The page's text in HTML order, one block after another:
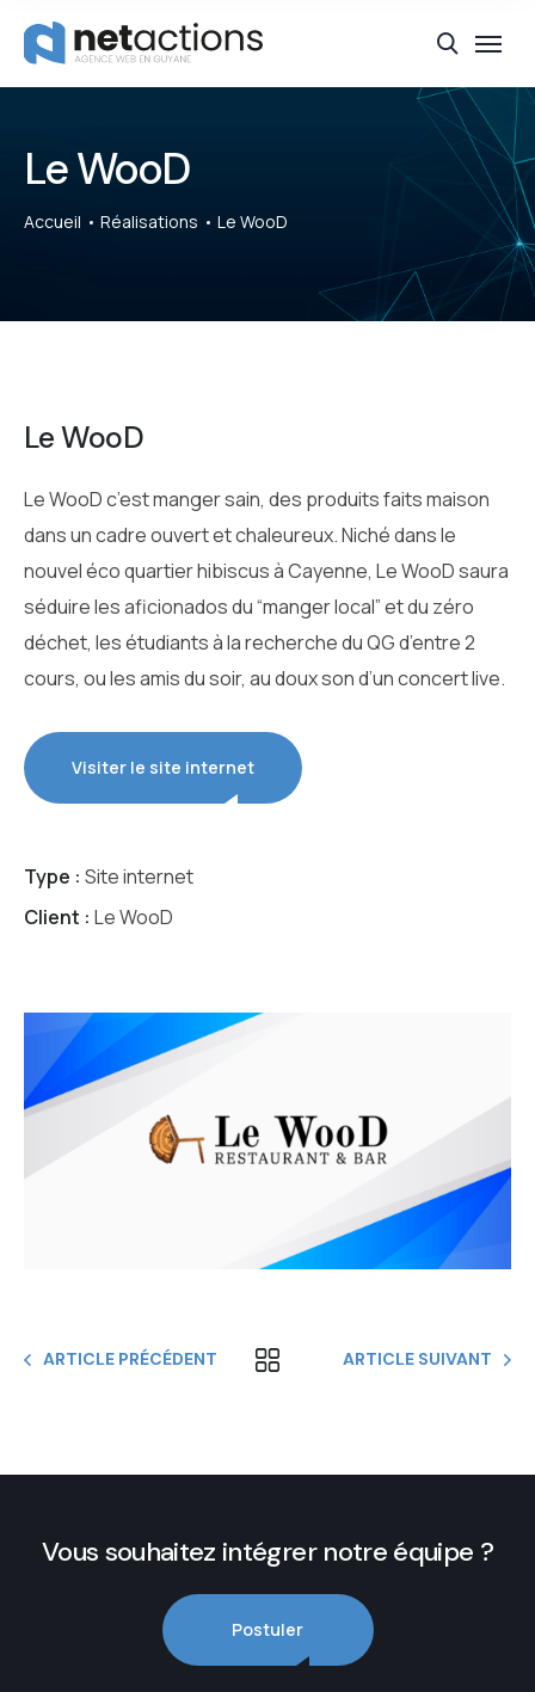
Le WooD
Accueil Réalisations Le WooD
Le WooD
Le WooD c’est manger sain, des produits faits maison
dans un cadre ouvert et chaleureux. Niché dans le
nouvel éco quartier hibiscus à Cayenne, Le WooD saura
séduire les aficionados du “manger local” et du zéro
déchet, les étudiants à la recherche du QG d’entre 2
cours, ou les amis du soir, au doux son d’un concert live.
Visiter le site internet
Type : Site internet
Client : Le WooD
ARTICLE PRÉCÉDENT ARTICLE SUIVANT
Vous souhaitez intégrer notre équipe ?
Postuler